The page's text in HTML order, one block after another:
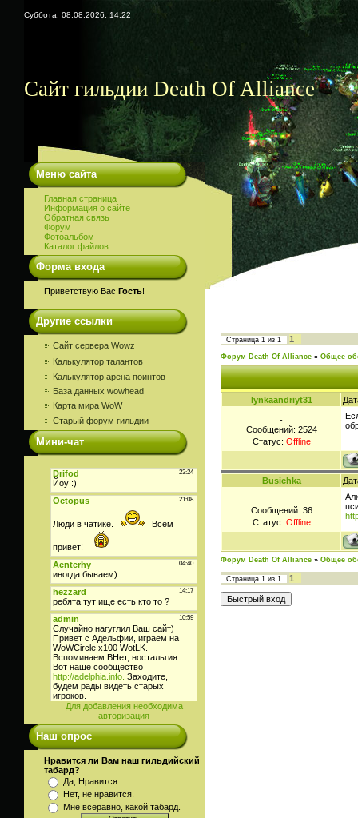
Суббота, 08.08.2026, 14:22
Сайт гильдии Death Of Alliance
Меню сайта
Главная страница
Информация о сайте
Обратная связь
Форум
Фотоальбом
Каталог файлов
Форма входа
Приветствую Вас Гость!
Другие ссылки
Сайт сервера Wowz
Калькулятор талантов
Калькулятор арена поинтов
База данных wowhead
Карта мира WoW
Старый форум гильдии
Мини-чат
Для добавления необходима
авторизация
Наш опрос
Нравится ли Вам наш гильдийский
табард?
Да, Нравится.
Нет, не нравится.
Мне всеравно, какой табард.
Страница 1 из 1 1
Форум Death Of Alliance » Общее
lynkaandriyt31
-
Сообщений: 2524
Статус: Offline
Busichka
-
Сообщений: 36
Статус: Offline
Форум Death Of Alliance » Общее
Страница 1 из 1 1